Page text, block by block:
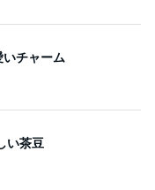
チャーム
い茶豆